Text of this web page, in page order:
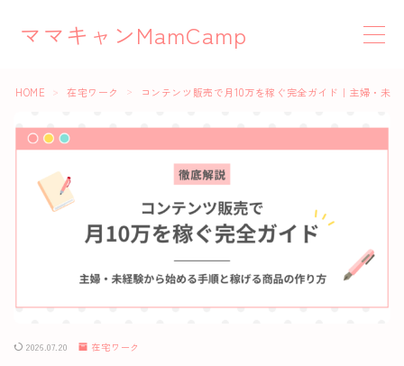
ママキャンMamCamp
在宅ワーク
お役立ち情報
クラウドソーシング
YouTube
HOME ＞ 在宅ワーク ＞ コンテンツ販売で月10万を稼ぐ完全ガイド｜主婦・未
2026.07.20 在宅ワーク